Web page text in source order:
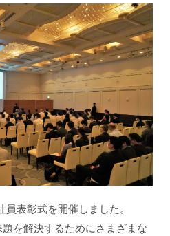
表彰式を開催しました。
を解決するためにさまざまな